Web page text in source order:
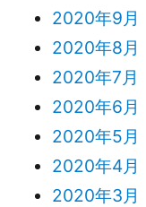
2020年9月
2020年8月
2020年7月
2020年6月
2020年5月
2020年4月
2020年3月